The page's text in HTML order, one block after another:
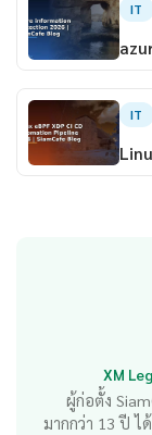
IT
IT
XM
ผู้ก่อตั้ง
มากกว่า 13 ปี ไ